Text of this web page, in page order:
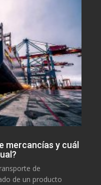
mercancías y cuál
de
de un producto